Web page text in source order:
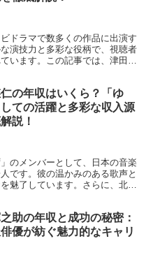
ドラマで数多くの作品に出演す
演技力と多彩な役柄で、視聴者
います。この記事では、津田寛
の年収はいくら？「ゆ
ての活躍と多彩な収入源
説！
のメンバーとして、日本の音楽
です。彼の温かみのある歌声と
魅了しています。さらに、北川
助の年収と成功の秘密：
優が紡ぐ魅力的なキャリ